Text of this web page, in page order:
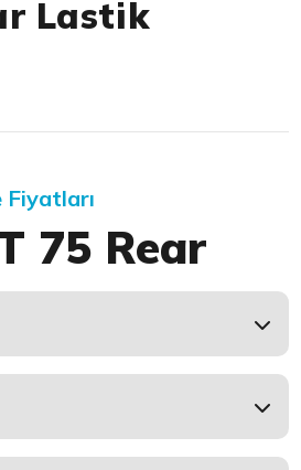
Lastik
Fiyatları
75 Rear